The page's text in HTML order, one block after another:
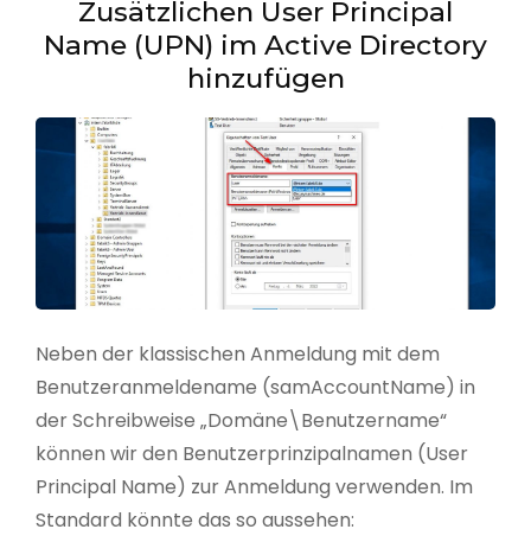
Zusätzlichen User Principal
Name (UPN) im Active Directory
hinzufügen
Neben der klassischen Anmeldung mit dem
Benutzeranmeldename (samAccountName) in
der Schreibweise „Domäne\Benutzername“
können wir den Benutzerprinzipalnamen (User
Principal Name) zur Anmeldung verwenden. Im
Standard könnte das so aussehen: